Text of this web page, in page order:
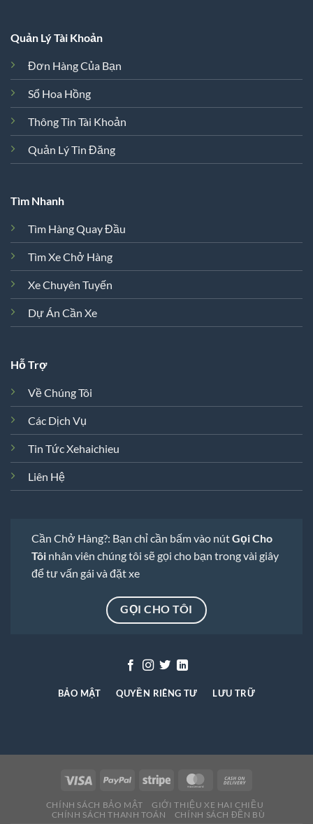
Quản Lý Tài Khoản
Đơn Hàng Của Bạn
Sổ Hoa Hồng
Thông Tin Tài Khoản
Quản Lý Tin Đăng
Tìm Nhanh
Tìm Hàng Quay Đầu
Tìm Xe Chở Hàng
Xe Chuyên Tuyến
Dự Án Cần Xe
Hỗ Trợ
Về Chúng Tôi
Các Dịch Vụ
Tin Tức Xehaichieu
Liên Hệ
Cần Chở Hàng?: Bạn chỉ cần bấm vào nútGọi Cho
Tôi nhân viên chúng tôi sẽ gọi cho bạn trong vài giây
để tư vấn gái và đặt xe
GỌI CHO TÔI
BẢO MẬT QUYỀN RIÊNG TƯ LƯU TRỮ
CHÍNH SÁCH BẢO MẬT
GIỚI THIỆU XE HAI CHIỀU
CHÍNH SÁCH THANH TOÁN
CHÍNH SÁCH ĐỀN BÙ